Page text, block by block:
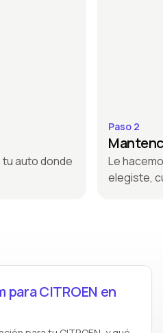
auto donde
Paso 2
Le
elegiste,
CITROEN en